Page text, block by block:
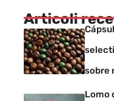
Articoli
sobre
Lomo